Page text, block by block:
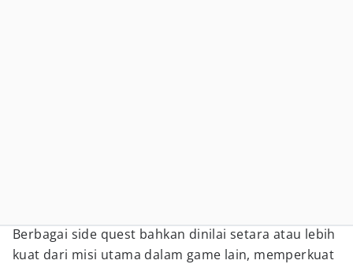
Berbagai side quest bahkan dinilai setara atau lebih
kuat dari misi utama dalam game lain, memperkuat